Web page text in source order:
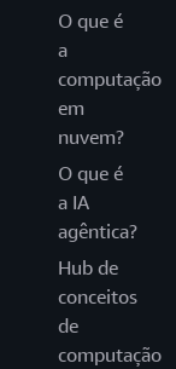
O que é
a
computação
em
nuvem?
O que é
a IA
agêntica?
Hub de
conceitos
de
computação